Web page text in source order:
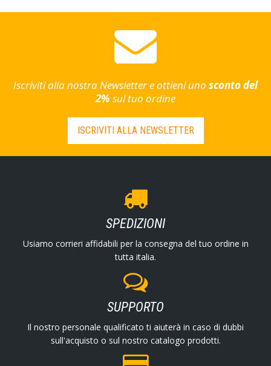
Iscriviti alla nostra Newsletter e ottieni uno sconto del
2% sul tuo ordine
ISCRIVITI ALLA NEWSLETTER
SPEDIZIONI
Usiamo corrieri affidabili per la consegna del tuo ordine in
tutta italia.
SUPPORTO
Il nostro personale qualificato ti aiuterà in caso di dubbi
sull'acquisto o sul nostro catalogo prodotti.